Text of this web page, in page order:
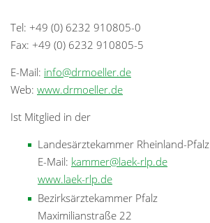
Tel: +49 (0) 6232 910805-0
Fax: +49 (0) 6232 910805-5
E-Mail: info@drmoeller.de
Web: www.drmoeller.de
Ist Mitglied in der
Landesärztekammer Rheinland-Pfalz
E-Mail: kammer@laek-rlp.de
www.laek-rlp.de
Bezirksärztekammer Pfalz
Maximilianstraße 22